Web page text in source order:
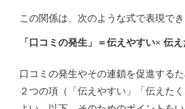
この関係は、次のような式で表現で
「口コミの発生」＝伝えやすい× 伝
口コミの発生やその連鎖を促進する
２つの項（「伝えやすい」「伝えた